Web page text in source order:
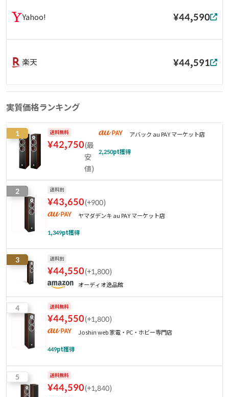
Yahoo! ¥44,590
楽天 ¥44,591
実質価格ランキング
1 送料無料
¥42,750(最
安
値)
アバック au PAY マーケット店
2,250pt獲得
2 送料別
¥43,650(+900)
ヤマダデンキ au PAY マーケット店
1,349pt獲得
3 送料別
¥44,550(+1,800)
オーディオ逸品館
4 送料無料
¥44,550(+1,800)
Joshin web 家電・PC・ホビー専門店
449pt獲得
5 送料無料
¥44,590(+1,840)